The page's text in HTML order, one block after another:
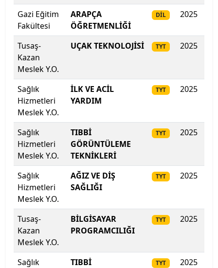
Kastamonu Üniversitesi
Kayseri Üniversitesi
Kıbrıs Amerikan Üniversitesi
Kıbrıs Amerikan Üniversitesi
Kıbrıs Aydın Üniversitesi
Kıbrıs Batı Üniversitesi
Kıbrıs Sağlık ve Toplum Bilimleri Üniversitesi
Kırgızistan-Türkiye Manas Üniversitesi
Kırıkkale Üniversitesi
Kırklareli Üniversitesi
Kırşehir Ahi Evran Üniversitesi
Gazi Eğitim
Fakültesi
ARAPÇA
ÖĞRETMENLİĞİ
DİL 2025
Tusaş-
Kazan
Meslek Y.O.
UÇAK TEKNOLOJİSİ TYT 2025
Sağlık
Hizmetleri
Meslek Y.O.
İLK VE ACİL
YARDIM
TYT 2025
Sağlık
Hizmetleri
Meslek Y.O.
TIBBİ
GÖRÜNTÜLEME
TEKNİKLERİ
TYT 2025
Sağlık
Hizmetleri
Meslek Y.O.
AĞIZ VE DİŞ
SAĞLIĞI
TYT 2025
Tusaş-
Kazan
Meslek Y.O.
BİLGİSAYAR
PROGRAMCILIĞI
TYT 2025
Sağlık
TIBBİ
TYT 2025